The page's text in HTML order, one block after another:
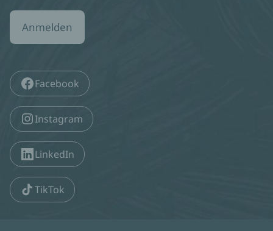
Anmelden
Facebook
Instagram
LinkedIn
TikTok